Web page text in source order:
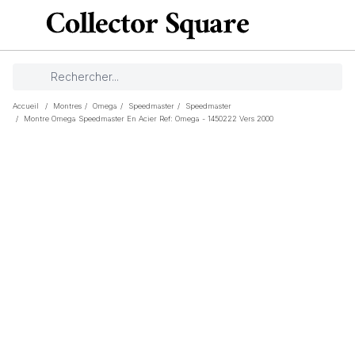
Accueil / Montres / Omega / Speedmaster /
Speedmaster
/
Montre Omega Speedmaster En Acier Ref: Omega - 1450222 Vers 2000